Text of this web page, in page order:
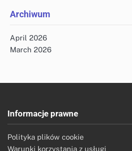
Archiwum
April 2026
March 2026
Informacje prawne
Polityka plików cookie
Warunki korzystania z usługi